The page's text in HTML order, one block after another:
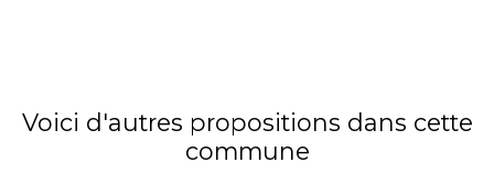
Voici d'autres propositions dans cette
commune